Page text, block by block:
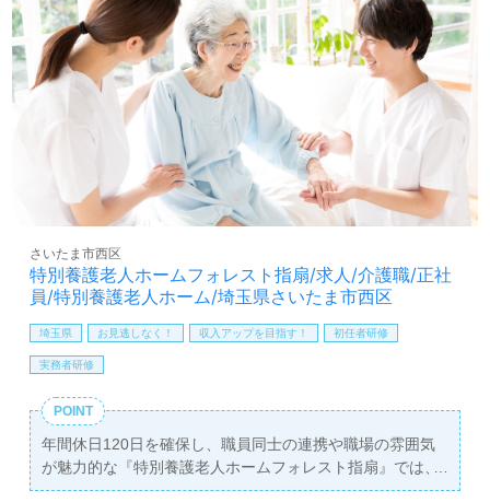
お気軽にどうぞ。あなたの新たなキャリアの一歩を応援し
ます。
特別養護老人ホームフォレスト指扇/求人/介護職/正社
員/特別養護老人ホーム/埼玉県さいたま市西区
さいたま市西区
埼玉県 お見逃しなく！ 収入アップを目指す！ 初任者研修
実務者研修
POINT
年間休日120日を確保し、職員同士の連携や職場の雰囲気
が魅力的な『特別養護老人ホームフォレスト指扇』では、
介護職の正社員を募集中です。月給226,000円から300,000